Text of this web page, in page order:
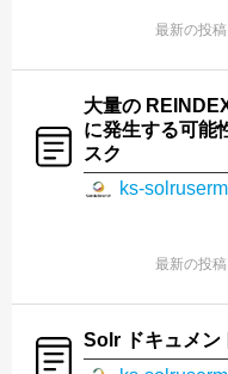
最新の投
大量の
に発生する可能
スク
ks-
最新の投
Solr ドキュメン